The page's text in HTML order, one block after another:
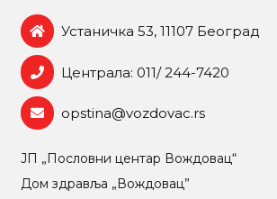
Устаничка 53, 11107 Београд
Централа: 011/ 244-7420
opstina@vozdovac.rs
ЈП „Пословни центар Вождовац“
Дом здравља „Вождовац”